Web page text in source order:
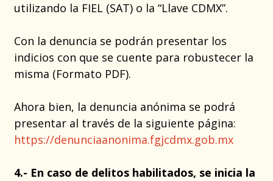
utilizando la FIEL (SAT) o la “Llave CDMX”.
Con la denuncia se podrán presentar los
indicios con que se cuente para robustecer la
misma (Formato PDF).
Ahora bien, la denuncia anónima se podrá
presentar al través de la siguiente página:
https://denunciaanonima.fgjcdmx.gob.mx
4.- En caso de delitos habilitados, se inicia la